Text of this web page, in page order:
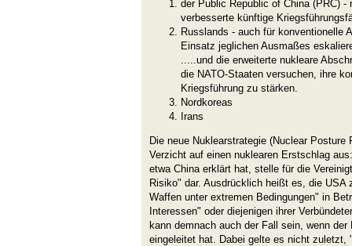
der Public Republic of China (PRC) -
verbesserte künftige
Russlands - auch für konventionelle
Einsatz jeglichen Ausmaßes
.....und die erweiterte nukleare
die NATO-Staaten versuchen, ihre
Kriegsführung zu stärken.
Nordkoreas
Irans
Die neue Nuklearstrategie (Nuclear
Verzicht auf einen nuklearen Erstschlag
etwa China erklärt hat, stelle für die
Risiko" dar. Ausdrücklich heißt es, die USA
Waffen unter extremen Bedingungen" in
Interessen" oder diejenigen ihrer
kann demnach auch der Fall sein, wenn
eingeleitet hat. Dabei gelte es nicht zuletzt,